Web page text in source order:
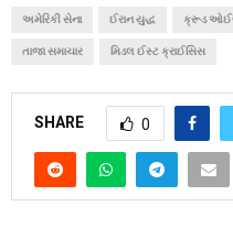
અમેરિકી સેના ઈરાન યુદ્ધ ક્રૂડ
તાજા સમાચાર મિડલ ઈસ્ટ ક્રાઈસિસ
SHARE 0